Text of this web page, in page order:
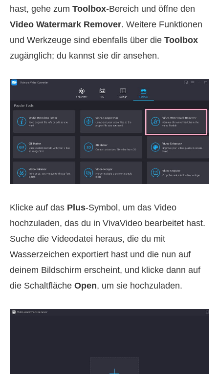
hast, gehe zum Toolbox-Bereich und öffne den
Video Watermark Remover. Weitere Funktionen
und Werkzeuge sind ebenfalls über die Toolbox
zugänglich; du kannst sie dir ansehen.
Klicke auf das Plus-Symbol, um das Video
hochzuladen, das du in VivaVideo bearbeitet hast.
Suche die Videodatei heraus, die du mit
Wasserzeichen exportiert hast und die nun auf
deinem Bildschirm erscheint, und klicke dann auf
die Schaltfläche Open, um sie hochzuladen.